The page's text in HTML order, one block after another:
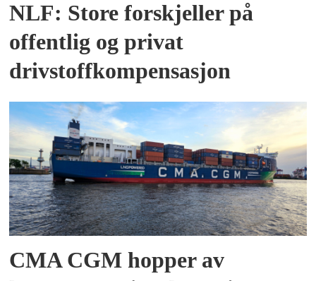
NLF: Store forskjeller på
offentlig og privat
drivstoffkompensasjon
CMA CGM hopper av